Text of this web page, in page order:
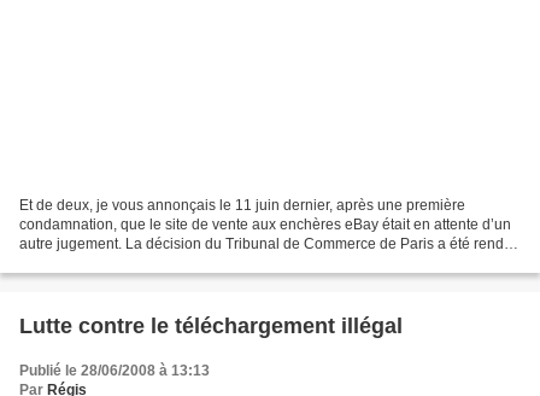
Et de deux, je vous annonçais le 11 juin dernier, après une première
condamnation, que le site de vente aux enchères eBay était en attente d’un
autre jugement. La décision du Tribunal de Commerce de Paris a été rendue
Lutte contre le téléchargement illégal
Publié le 28/06/2008 à 13:13
Par Régis